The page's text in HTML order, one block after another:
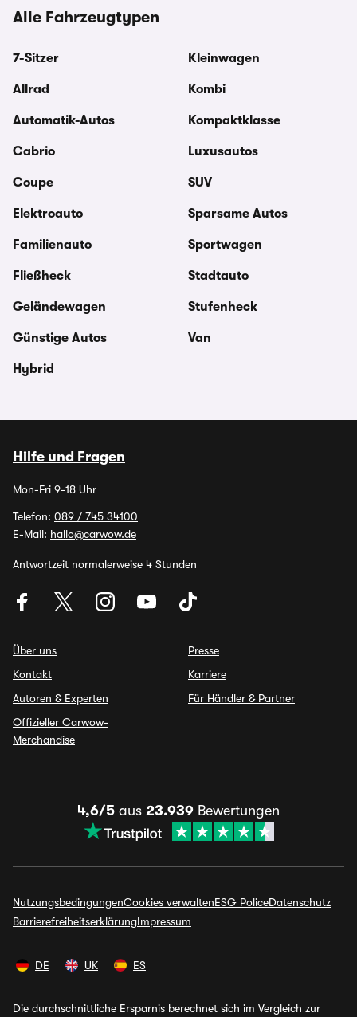
Alle Fahrzeugtypen
7-Sitzer
Allrad
Automatik-Autos
Cabrio
Coupe
Elektroauto
Familienauto
Fließheck
Geländewagen
Günstige Autos
Hybrid
Kleinwagen
Kombi
Kompaktklasse
Luxusautos
SUV
Sparsame Autos
Sportwagen
Stadtauto
Stufenheck
Van
Hilfe und Fragen
Mon-Fri 9-18 Uhr
Telefon: 089 / 745 34100
E-Mail: hallo@carwow.de
Antwortzeit normalerweise 4 Stunden
Über uns
Kontakt
Autoren & Experten
Offizieller Carwow-
Merchandise
Presse
Karriere
Für Händler & Partner
4,6/5 aus 23.939 Bewertungen
NutzungsbedingungenCookies verwaltenESG PoliceDatenschutz
BarrierefreiheitserklärungImpressum
DE UK ES
Die durchschnittliche Ersparnis berechnet sich im Vergleich zur